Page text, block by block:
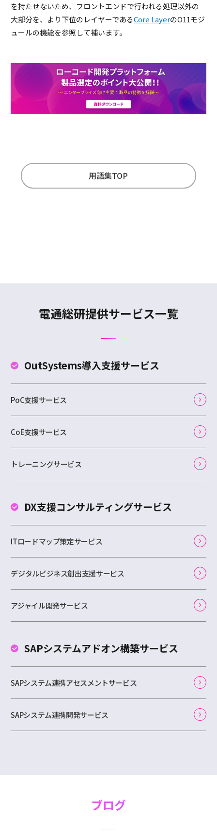
を持たせないため、フロントエンドで行われる処理以外の
大部分を、より下位のレイヤーであるCore LayerのO11モジ
ュールの機能を参照して補います。
用語集TOP
電通総研提供サービス一覧
OutSystems導入支援サービス
PoC支援サービス
CoE支援サービス
トレーニングサービス
DX支援コンサルティングサービス
ITロードマップ策定サービス
デジタルビジネス創出支援サービス
アジャイル開発サービス
SAPシステムアドオン構築サービス
SAPシステム連携アセスメントサービス
SAPシステム連携開発サービス
ブログ